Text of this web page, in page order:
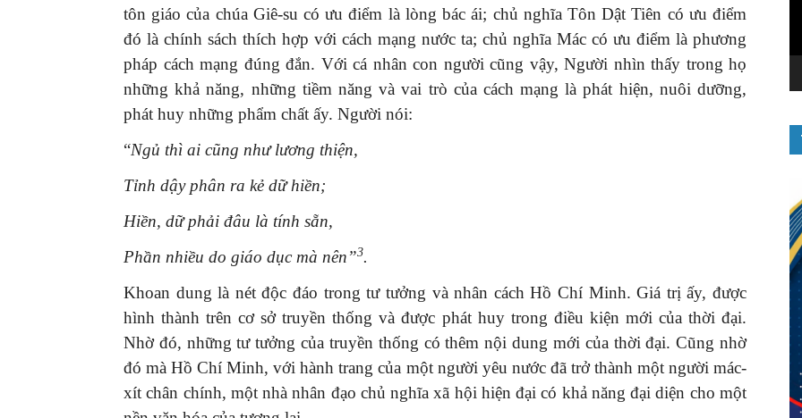
tôn giáo của chúa Giê-su có ưu điểm là lòng bác ái; chủ nghĩa Tôn Dật Tiên có ưu điểm
đó là chính sách thích hợp với cách mạng nước ta; chủ nghĩa Mác có ưu điểm là phương
pháp cách mạng đúng đắn. Với cá nhân con người cũng vậy, Người nhìn thấy trong họ
những khả năng, những tiềm năng và vai trò của cách mạng là phát hiện, nuôi dưỡng,
phát huy những phẩm chất ấy. Người nói:
“Ngủ thì ai cũng như lương thiện,
Tỉnh dậy phân ra kẻ dữ hiền;
Hiền, dữ phải đâu là tính sẵn,
Phần nhiều do giáo dục mà nên”3.
Khoan dung là nét độc đáo trong tư tưởng và nhân cách Hồ Chí Minh. Giá trị ấy, được
hình thành trên cơ sở truyền thống và được phát huy trong điều kiện mới của thời đại.
Nhờ đó, những tư tưởng của truyền thống có thêm nội dung mới của thời đại. Cũng nhờ
đó mà Hồ Chí Minh, với hành trang của một người yêu nước đã trở thành một người mác-
xít chân chính, một nhà nhân đạo chủ nghĩa xã hội hiện đại có khả năng đại diện cho một